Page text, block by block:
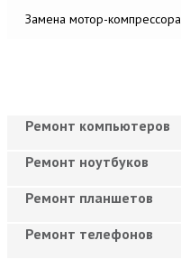
Замена мотор-компрессора
Ремонт компьютеров
Ремонт ноутбуков
Ремонт планшетов
Ремонт телефонов